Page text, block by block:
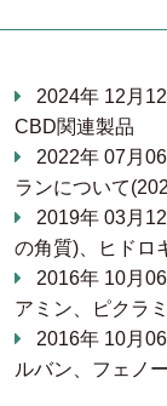
2024年 12月12
CBD関連製品
2022年 07月06
ランについて
2019年 03月12
の角質)、ヒドロ
2016年 10月06
アミン、ピクラ
2016年 10月06
ルバン、フェノ